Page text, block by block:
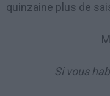
quinzaine plus de
Si vous